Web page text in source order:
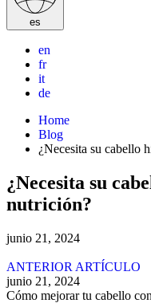
es
en
fr
it
de
Home
Blog
¿Necesita su cabello
¿Necesita su
nutrición?
junio 21, 2024
ANTERIOR ARTÍCULO
junio 21, 2024
Cómo mejorar tu cabello